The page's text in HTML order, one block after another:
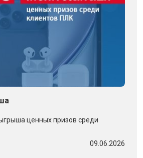
ценных призов среди
09.06.2026